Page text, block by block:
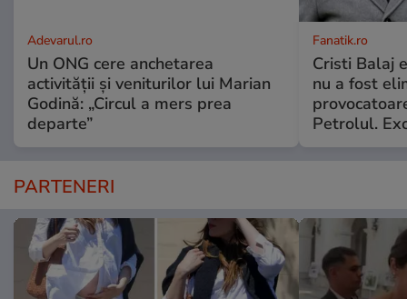
Adevarul.ro
Un ONG cere anchetarea
activității și veniturilor lui Marian
Godină: „Circul a mers prea
departe”
Fanatik.ro
Cristi Balaj
nu a fost
Petrolul.
PARTENERI